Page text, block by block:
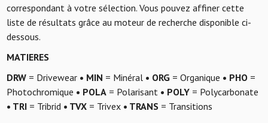
correspondant à votre sélection. Vous pouvez affiner cette
liste de résultats grâce au moteur de recherche disponible ci-
dessous.
MATIERES
DRW= Drivewear • MIN = Minéral • ORG= Organique • PHO=
Photochromique • POLA= Polarisant • POLY= Polycarbonate
• TRI= Tribrid • TVX= Trivex • TRANS= Transitions